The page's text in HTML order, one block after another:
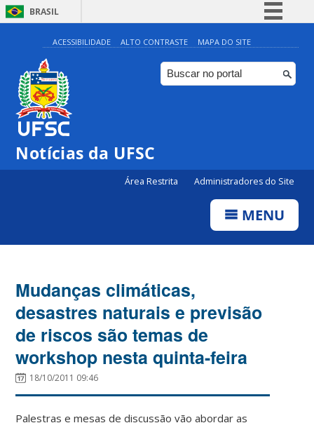
BRASIL
Simplifique!
Comunica BR
Participe
ACESSIBILIDADE ALTO CONTRASTE MAPA DO SITE
Notícias da UFSC
Área Restrita Administradores do Site
MENU
Mudanças climáticas,
desastres naturais e previsão
de riscos são temas de
workshop nesta quinta-feira
18/10/2011 09:46
Palestras e mesas de discussão vão abordar as